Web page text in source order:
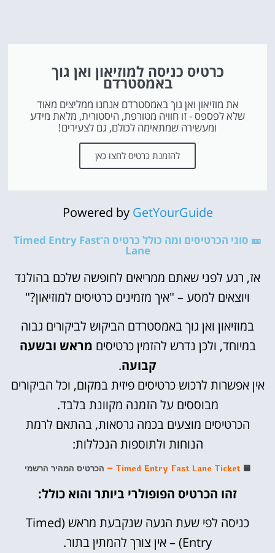
כרטיס כניסה למוזיאון ואן גוך
באמסטרדם
את מוזיאון ואן גוך באמסטרדם אנחנו ממליצים מאוד
שלא לפספס - זו חוויה מטורפת, היסטורית, מלאת מידע
ומעשירה שמתאימה לכולם, גם לצעירים!
להזמנת כרטיס לחצו כאן
Powered by GetYourGuide
🎫 סוגי הכרטיסים ומה כולל כרטיס ה־Timed Entry Fast
Lane
אז, רגע לפני שאתם ממריאים לחופשה שלכם בהולנד
ויוצאים למסע – "איך מזמינים כרטיסים למוזיאון?"
במוזיאון ואן גוך באמסטרדם הביקוש לביקורים גבוה
במיוחד, ולכן נדרש להזמין כרטיסים מראש ובשעה
קבועה.
אין אפשרות לרכוש כרטיסים פיזית במקום, וכל הביקורים
מבוססים על הזמנה מקוונת בלבד.
הכרטיסים מוצעים בכמה גרסאות, בהתאם לרמת
הנוחות ולתוספות הנכללות:
🟦
Timed Entry Fast Lane Ticket – הכרטיס המהיר הרשמי
זהו הכרטיס הפופולרי ביותר והוא כולל:
כניסה לפי שעת הגעה שנקבעת מראש (Timed
Entry) – אין צורך להמתין בתור.